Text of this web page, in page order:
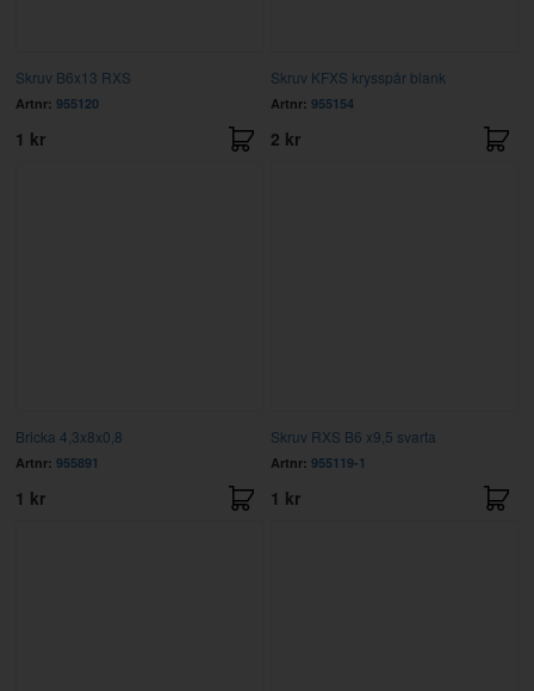
Skruv B6x13 RXS
Artnr: 955120
1 kr
Skruv KFXS krysspår blank
Artnr: 955154
2 kr
Bricka 4,3x8x0,8
Artnr: 955891
1 kr
Skruv RXS B6 x9,5 svarta
Artnr: 955119-1
1 kr